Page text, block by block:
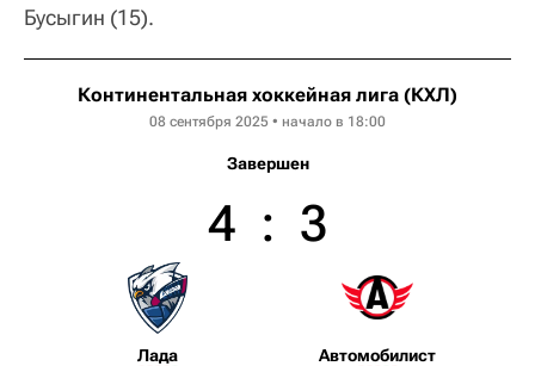
Бусыгин (15).
Континентальная хоккейная лига (КХЛ)
08 сентября 2025 • начало в 18:00
Завершен
Лада
4 : 3
Автомобилист